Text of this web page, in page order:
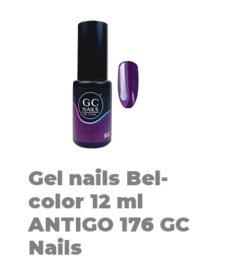
Gel nails Bel-
color 12 ml
ANTIGO 176 GC
Nails